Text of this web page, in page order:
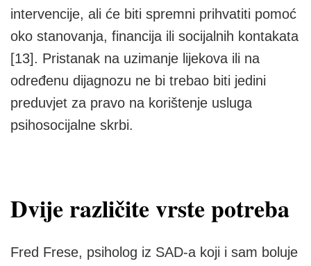
intervencije, ali će biti spremni prihvatiti pomoć
oko stanovanja, financija ili socijalnih kontakata
[13]. Pristanak na uzimanje lijekova ili na
određenu dijagnozu ne bi trebao biti jedini
preduvjet za pravo na korištenje usluga
psihosocijalne skrbi.
Dvije različite vrste potreba
Fred Frese, psiholog iz SAD-a koji i sam boluje